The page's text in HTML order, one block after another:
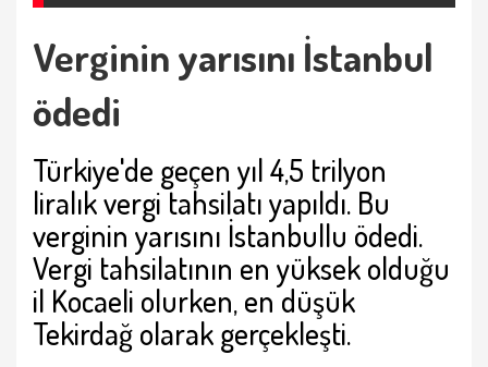
Verginin yarısını İstanbul
ödedi
Türkiye'de geçen yıl 4,5 trilyon
liralık vergi tahsilatı yapıldı. Bu
verginin yarısını İstanbullu ödedi.
Vergi tahsilatının en yüksek olduğu
il Kocaeli olurken, en düşük
Tekirdağ olarak gerçekleşti.